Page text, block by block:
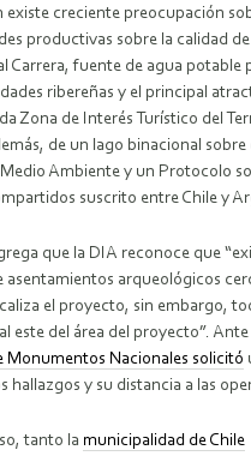
existe creciente preocupación
productivas sobre la calidad de
Carrera, fuente de agua potable
ribereñas y el principal
Zona de Interés Turístico del
de un lago binacional sobre
Ambiente y un Protocolo
suscrito entre Chile y
que la DIA reconoce que
asentamientos arqueológicos
el proyecto, sin embargo,
este del área del proyecto”. Ante
Monumentos Nacionales solicitó
hallazgos y su distancia a las
tanto la municipalidad de Chile